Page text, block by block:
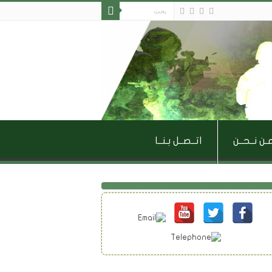
نــحــن اتــصــل بـنــا